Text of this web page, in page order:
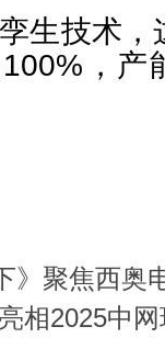
生技术
，产
》聚焦西奥
相2025中